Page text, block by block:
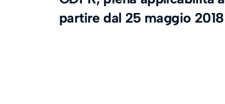
partire dal 25 maggio 2018